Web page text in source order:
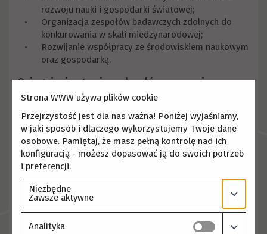
rozwoju nauki i gospodarki światowej;
Organizacja zespołów badawczych zdolnych do
konkurowania w skali miedzynarodowej;
Rozwijanie współpracy ze środowiskiem naukowym
oraz gospodarką.
Osiągnięcie stawianych celów zapewni
realizacja następującego programu działania:
Podejmowanie aktualnej problematyki badawczej;
Dbałość o poprawę jakości wyposażenia
aparaturowego i zaplecza laboratoryjnego;
Dbałość o rozwój kadry naukowej i wzmacnianie jej
pozycji międzynarodowej;
Integrowanie środowiska naukowego i współpraca
z jednostkami gospodarczymi;
Intensyfikacja krajowej i międzynarodowej
współpracy naukowej;
Strona WWW używa plików cookie
Przejrzystość jest dla nas ważna! Poniżej wyjaśniamy,
w jaki sposób i dlaczego wykorzystujemy Twoje dane
osobowe. Pamiętaj, że masz pełną kontrolę nad ich
konfiguracją - możesz dopasować ją do swoich potrzeb
i preferencji.
Niezbędne
Zawsze aktywne
Analityka